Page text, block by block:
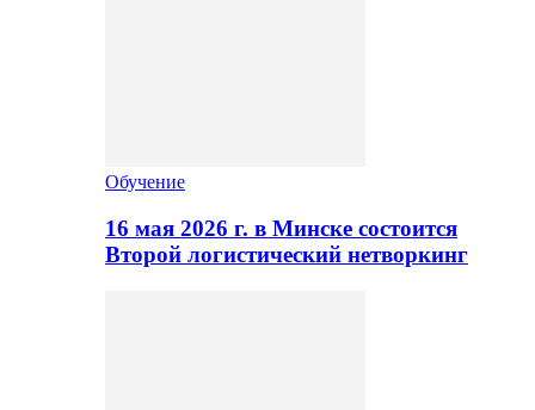
Обучение
16 мая 2026 г. в Минске состоится
Второй логистический нетворкинг